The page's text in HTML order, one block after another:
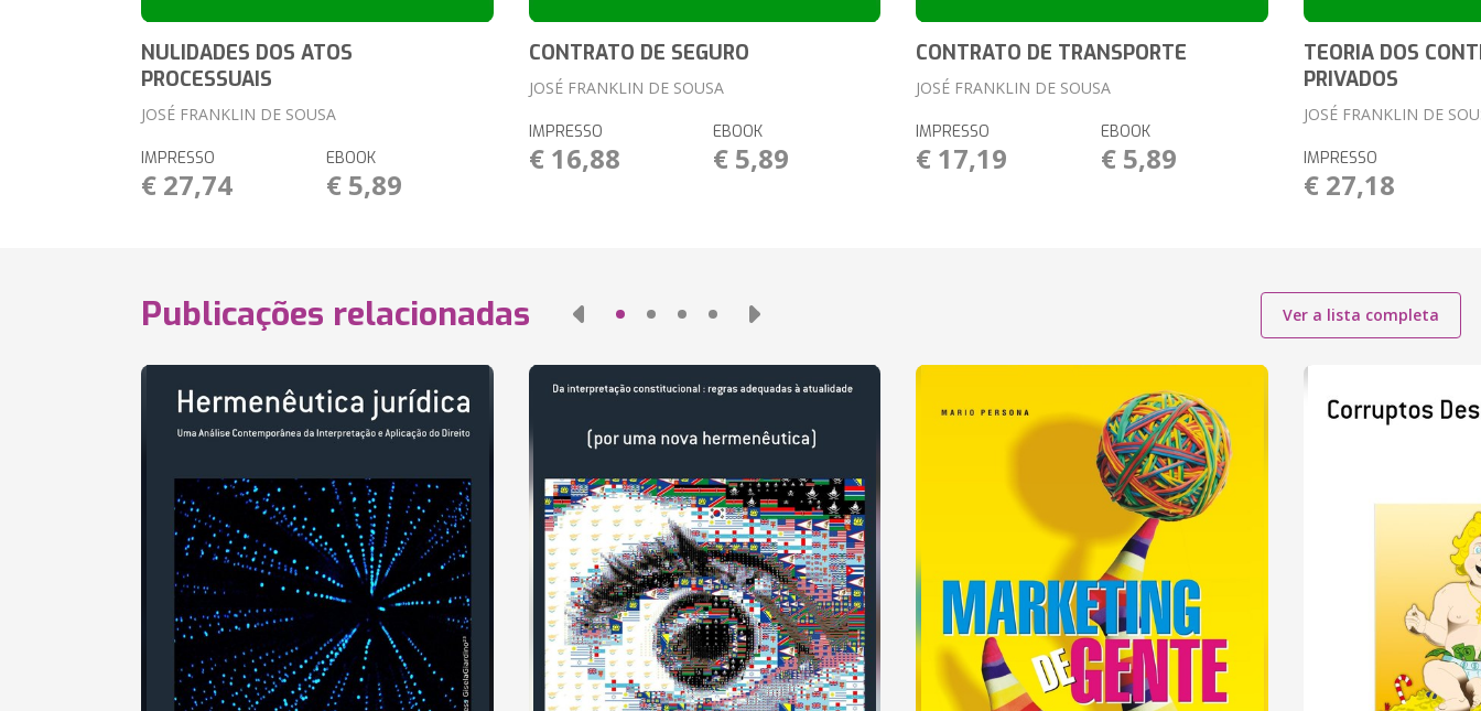
NULIDADES DOS ATOS
PROCESSUAIS
JOSÉ FRANKLIN DE SOUSA
IMPRESSO
€ 27,74
EBOOK
€ 5,89
CONTRATO DE SEGURO
JOSÉ FRANKLIN DE SOUSA
IMPRESSO
€ 16,88
EBOOK
€ 5,89
CONTRATO DE TRANSPORTE
JOSÉ FRANKLIN DE SOUSA
IMPRESSO
€ 17,19
EBOOK
€ 5,89
TEORIA DOS
PRIVADOS
JOSÉ FRANKLIN DE
IMPRESSO
€ 27,18
Publicações relacionadas Ver a lista completa